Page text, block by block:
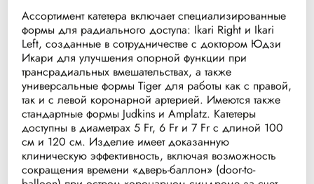
Ассортимент катетера включает специализированные
формы для радиального доступа: Ikari Right и Ikari
Left, созданные в сотрудничестве с доктором Юдзи
Икари для улучшения опорной функции при
трансрадиальных вмешательствах, а также
универсальные формы Tiger для работы как с правой,
так и с левой коронарной артерией. Имеются также
стандартные формы Judkins и Amplatz. Катетеры
доступны в диаметрах 5 Fr, 6 Fr и 7 Fr с длиной 100
см и 120 см. Изделие имеет доказанную
клиническую эффективность, включая возможность
сокращения времени «дверь-баллон» (door-to-